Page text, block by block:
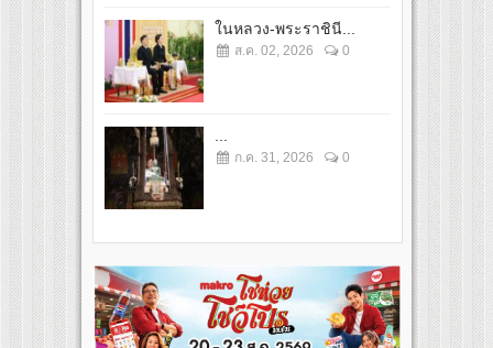
ในหลวง-พระราชินี...
ส.ค. 02, 2026 0
ก.ค. 31, 2026 0